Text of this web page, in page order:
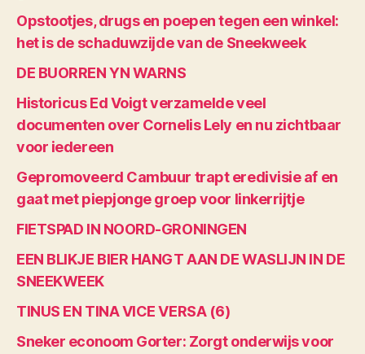
Opstootjes, drugs en poepen tegen een winkel:
het is de schaduwzijde van de Sneekweek
DE BUORREN YN WARNS
Historicus Ed Voigt verzamelde veel
documenten over Cornelis Lely en nu zichtbaar
voor iedereen
Gepromoveerd Cambuur trapt eredivisie af en
gaat met piepjonge groep voor linkerrijtje
FIETSPAD IN NOORD-GRONINGEN
EEN BLIKJE BIER HANGT AAN DE WASLIJN IN DE
SNEEKWEEK
TINUS EN TINA VICE VERSA (6)
Sneker econoom Gorter: Zorgt onderwijs voor